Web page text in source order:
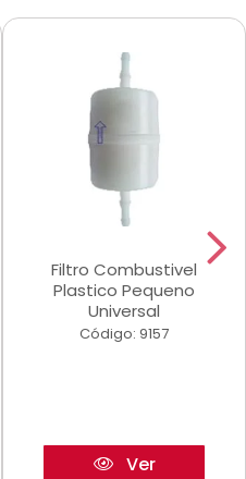
Filtro Combustivel
Plastico Pequeno
Universal
Código: 9157
Ver